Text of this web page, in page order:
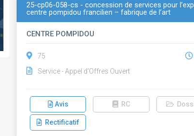
25-cp06-058-cs - concession de services pour
centre pompidou francilien – fabrique de l’art
CENTRE POMPIDOU
75
Service - Appel d'Offres Ouvert
Avis RC
Rectificatif